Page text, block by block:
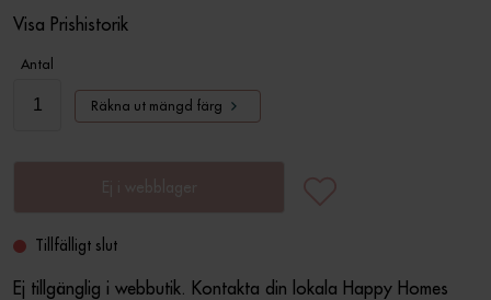
Visa Prishistorik
Antal
Räkna ut mängd färg
Tillfälligt slut
Ej tillgänglig i webbutik. Kontakta din lokala Happy Homes